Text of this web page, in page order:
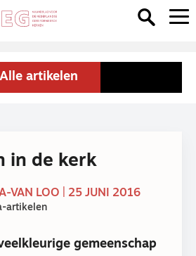
Alle artikelen
in de kerk
VAN LOO | 25 JUNI 2016
artikelen
gemeenschap